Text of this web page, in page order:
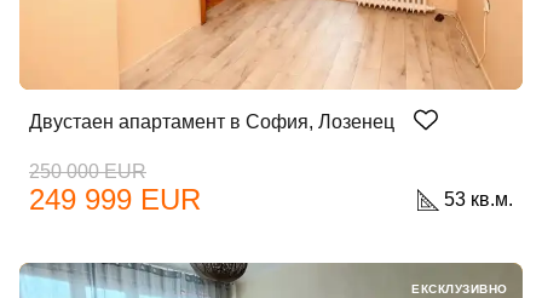
Двустаен апартамент в София, Лозенец
250 000 EUR
249 999 EUR 53 кв.м.
ЕКСКЛУЗИВНО